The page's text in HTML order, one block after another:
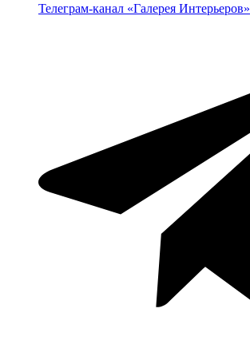
Телеграм-канал «‎Галерея Интерьеров»‎